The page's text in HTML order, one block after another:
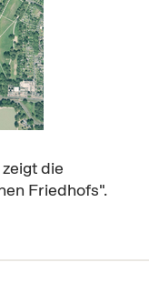
die
Friedhofs".